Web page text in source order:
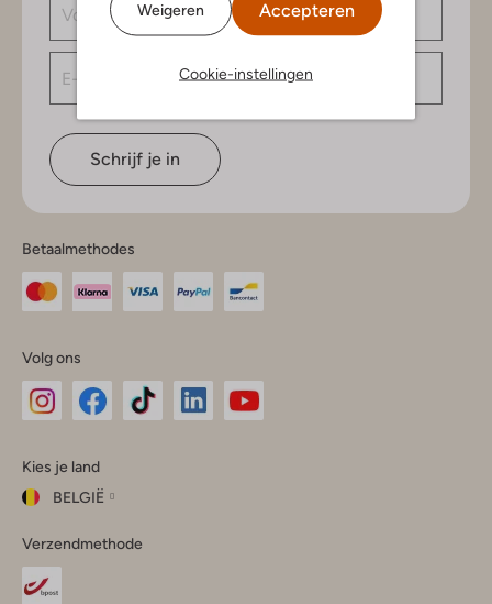
Weigeren Accepteren
Cookie-instellingen
Schrijf je in
Betaalmethodes
Volg ons
InstagramFacebook
Kies je land
BELGIË
je
land
Verzendmethode